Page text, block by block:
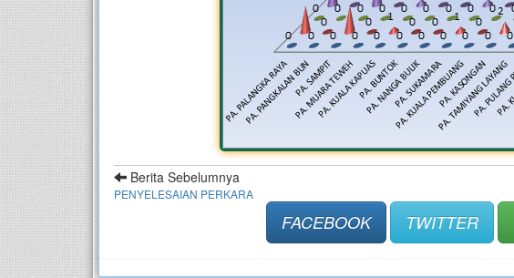
Berita Sebelumnya
PENYELESAIAN PERKARA
FACEBOOK TWITTER